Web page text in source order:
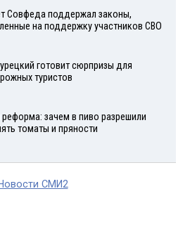
Совфеда поддержал законы,
на поддержку участников СВО
готовит сюрпризы для
туристов
реформа: зачем в пиво разрешили
томаты и пряности
СМИ2